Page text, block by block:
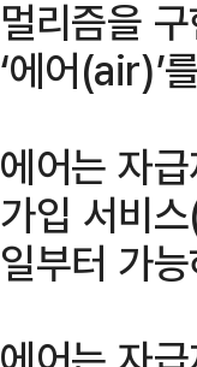
멀리즘을
‘에어(air)’
에어는 자
가입 서비
일부터 가